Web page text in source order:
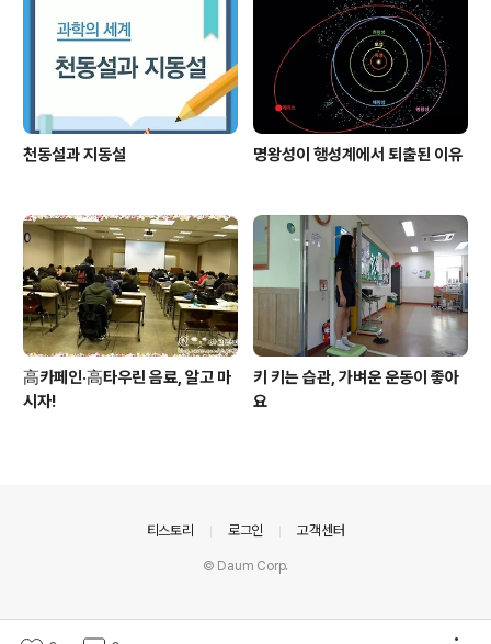
천동설과 지동설 명왕성이 행성계에서 퇴출된 이유
高카페인·高타우린 음료, 알고 마
시자!
키 키는 습관, 가벼운 운동이 좋아
요
티스토리 로그인 고객센터
© Daum Corp.